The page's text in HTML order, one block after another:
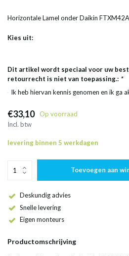
Horizontale Lamel onder Daikin
Kies uit:
Dit artikel wordt speciaal voor uw
retourrecht is niet van toepassing.: *
Ik heb hiervan kennis genomen en ik ga
€33,10
Op voorraad
Incl. btw
levering binnen 5 werkdagen
Toevoegen aan
Deskundig advies
Snelle levering
Eigen monteurs
Productomschrijving